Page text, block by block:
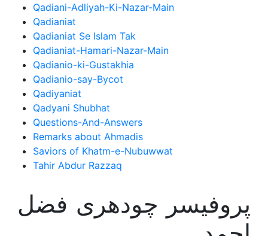
Qadiani-Adliyah-Ki-Nazar-Main
Qadianiat
Qadianiat Se Islam Tak
Qadianiat-Hamari-Nazar-Main
Qadianio-ki-Gustakhia
Qadianio-say-Bycot
Qadiyaniat
Qadyani Shubhat
Questions-And-Answers
Remarks about Ahmadis
Saviors of Khatm-e-Nubuwwat
Tahir Abdur Razzaq
پروفیسر چودھری فضل